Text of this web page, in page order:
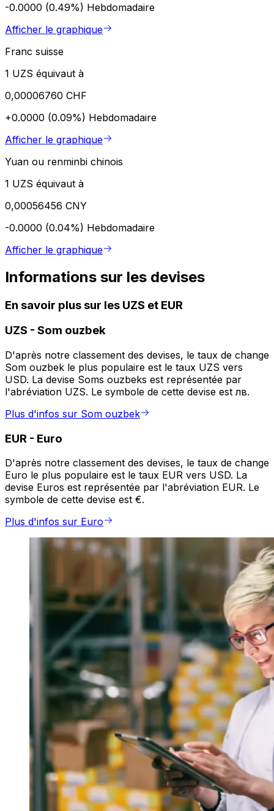
-0.0000 (0.49%) Hebdomadaire
Afficher le graphique
Franc suisse
1 UZS équivaut à
0,00006760 CHF
+0.0000 (0.09%) Hebdomadaire
Afficher le graphique
Yuan ou renminbi chinois
1 UZS équivaut à
0,00056456 CNY
-0.0000 (0.04%) Hebdomadaire
Afficher le graphique
Informations sur les devises
En savoir plus sur les UZS et EUR
UZS - Som ouzbek
D'après notre classement des devises, le taux de change
Som ouzbek le plus populaire est le taux UZS vers
USD. La devise Soms ouzbeks est représentée par
l'abréviation UZS. Le symbole de cette devise est лв.
Plus d'infos sur Som ouzbek
EUR - Euro
D'après notre classement des devises, le taux de change
Euro le plus populaire est le taux EUR vers USD. La
devise Euros est représentée par l'abréviation EUR. Le
symbole de cette devise est €.
Plus d'infos sur Euro